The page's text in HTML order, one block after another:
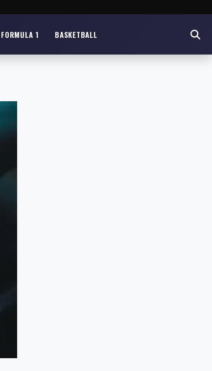
FORMULA 1 BASKETBALL